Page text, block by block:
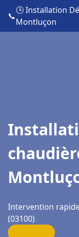
📞
🕒 Installation
Montluçon
Intervention
(03100)